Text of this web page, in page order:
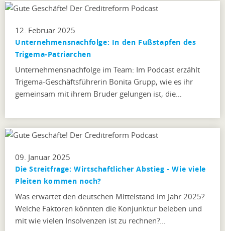
12. Februar 2025
Unternehmensnachfolge: In den Fußstapfen des
Trigema-Patriarchen
Unternehmensnachfolge im Team: Im Podcast erzählt
Trigema-Geschäftsführerin Bonita Grupp, wie es ihr
gemeinsam mit ihrem Bruder gelungen ist, die…
09. Januar 2025
Die Streitfrage: Wirtschaftlicher Abstieg - Wie viele
Pleiten kommen noch?
Was erwartet den deutschen Mittelstand im Jahr 2025?
Welche Faktoren könnten die Konjunktur beleben und
mit wie vielen Insolvenzen ist zu rechnen?…